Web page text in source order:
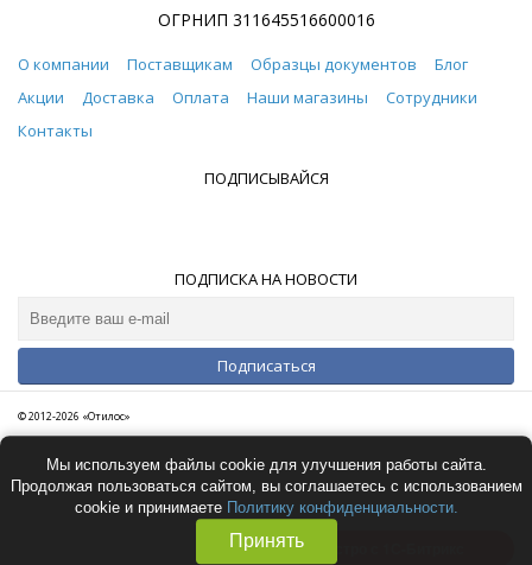
ОГРНИП 311645516600016
О компании Поставщикам Образцы документов
Блог
Акции
Доставка Оплата Наши магазины
Сотрудники
Контакты
ПОДПИСЫВАЙСЯ
ПОДПИСКА НА НОВОСТИ
Подписаться
© 2012-2026 «Отилос»
Мы используем файлы cookie для улучшения работы сайта.
Продолжая пользоваться сайтом, вы соглашаетесь с использованием
cookie и принимаете Политику конфиденциальности.
Принять